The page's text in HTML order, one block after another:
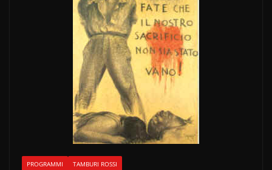
PROGRAMMI TAMBURI ROSSI